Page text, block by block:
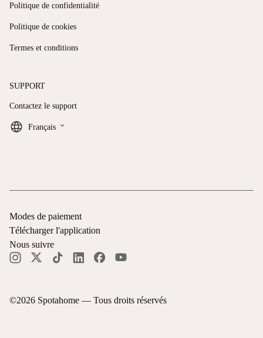
Politique de confidentialité
Politique de cookies
Termes et conditions
SUPPORT
Contactez le support
Français keyboard_arrow_down
©2026 Spotahome — Tous droits réservés
Modes de paiement
Télécharger l'application
Nous suivre